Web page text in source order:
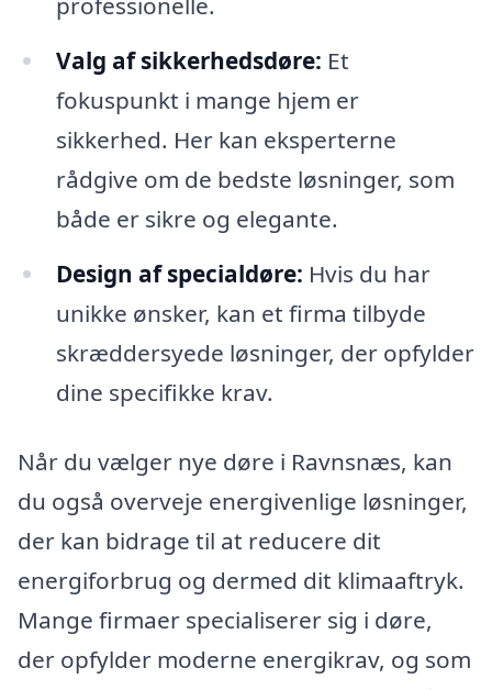
Valg af sikkerhedsdøre: Et
fokuspunkt i mange hjem er
sikkerhed. Her kan eksperterne
rådgive om de bedste løsninger, som
både er sikre og elegante.
Design af specialdøre: Hvis du har
unikke ønsker, kan et firma tilbyde
skræddersyede løsninger, der opfylder
dine specifikke krav.
Når du vælger nye døre i Ravnsnæs, kan
du også overveje energivenlige løsninger,
der kan bidrage til at reducere dit
energiforbrug og dermed dit klimaaftryk.
Mange firmaer specialiserer sig i døre,
der opfylder moderne energikrav, og som